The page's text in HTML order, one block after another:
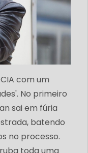
com um
No primeiro
sai em fúria
batendo
no processo.